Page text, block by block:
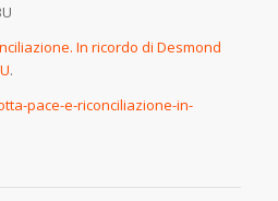
In ricordo di Desmond
.
pace-e-riconciliazione-in-